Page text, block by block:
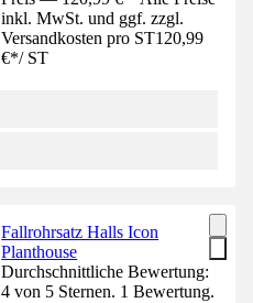
inkl. MwSt. und ggf. zzgl.
Versandkosten pro ST120,99
€*/ ST
Fallrohrsatz Halls Icon
Planthouse
Durchschnittliche Bewertung:
4 von 5 Sternen. 1 Bewertung.